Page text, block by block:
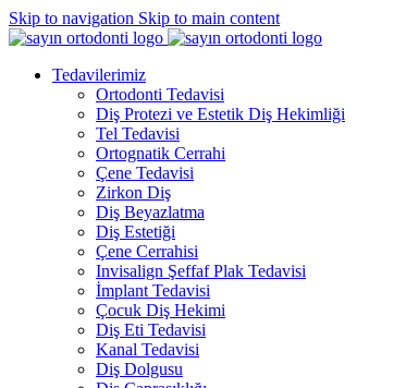
Skip to navigation Skip to main content
Tedavilerimiz
Ortodonti Tedavisi
Diş Protezi ve Estetik Diş Hekimliği
Tel Tedavisi
Ortognatik Cerrahi
Çene Tedavisi
Zirkon Diş
Diş Beyazlatma
Diş Estetiği
Çene Cerrahisi
Invisalign Şeffaf Plak Tedavisi
İmplant Tedavisi
Çocuk Diş Hekimi
Diş Eti Tedavisi
Kanal Tedavisi
Diş Dolgusu